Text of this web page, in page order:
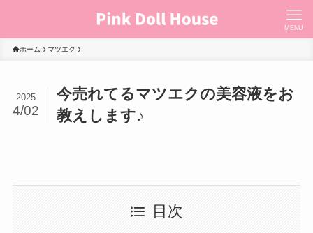
MENU
ホーム マツエク
今売れてるマツエクの美容液をお
教えします♪
2025
4/02
目次